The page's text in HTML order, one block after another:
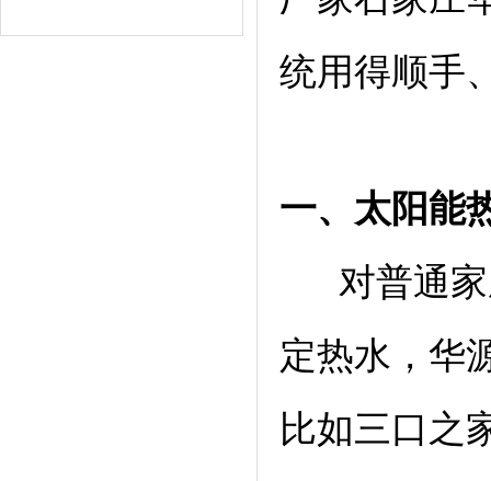
统用得顺手
一、太阳能
对普通
定热水，华
比如三口之